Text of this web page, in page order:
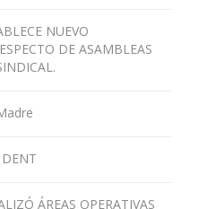
NUEVO
DE ASAMBLEAS
ÁREAS OPERATIVAS